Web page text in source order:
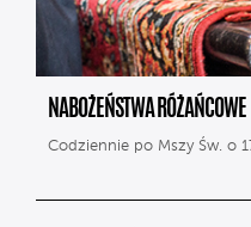
NABOŻEŃSTWA RÓŻAŃCOWE
Codziennie po Mszy Św. o